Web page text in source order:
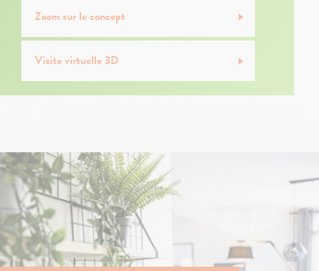
Zoom sur le concept
Visite virtuelle 3D